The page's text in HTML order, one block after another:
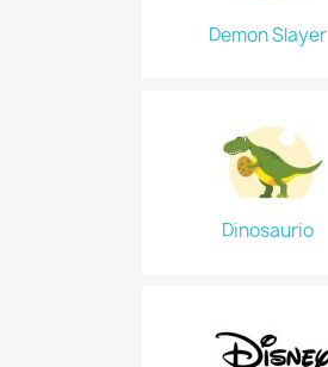
Demon Slayer
Dinosaurio